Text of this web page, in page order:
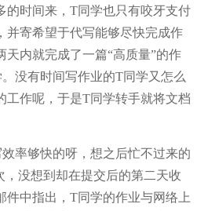
的时间来，T同学也只有咬牙支付
并寄希望于代写能够尽快完成作
天内就完成了一篇“高质量”的作
没有时间写作业的T同学又怎么
工作呢，于是T同学转手就将文档
率够快的呀，想之后忙不过来的
，没想到却在提交后的第二天收
件中指出，T同学的作业与网络上